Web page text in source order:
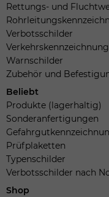
Rettungs- und
Verbotsschilder
Verkehrskennzeichnung
Warnschilder
Zubehör und
Beliebt
Produkte (lagerhaltig)
Sonderanfertigungen
Prüfplaketten
Typenschilder
Verbotsschilder nach
Shop